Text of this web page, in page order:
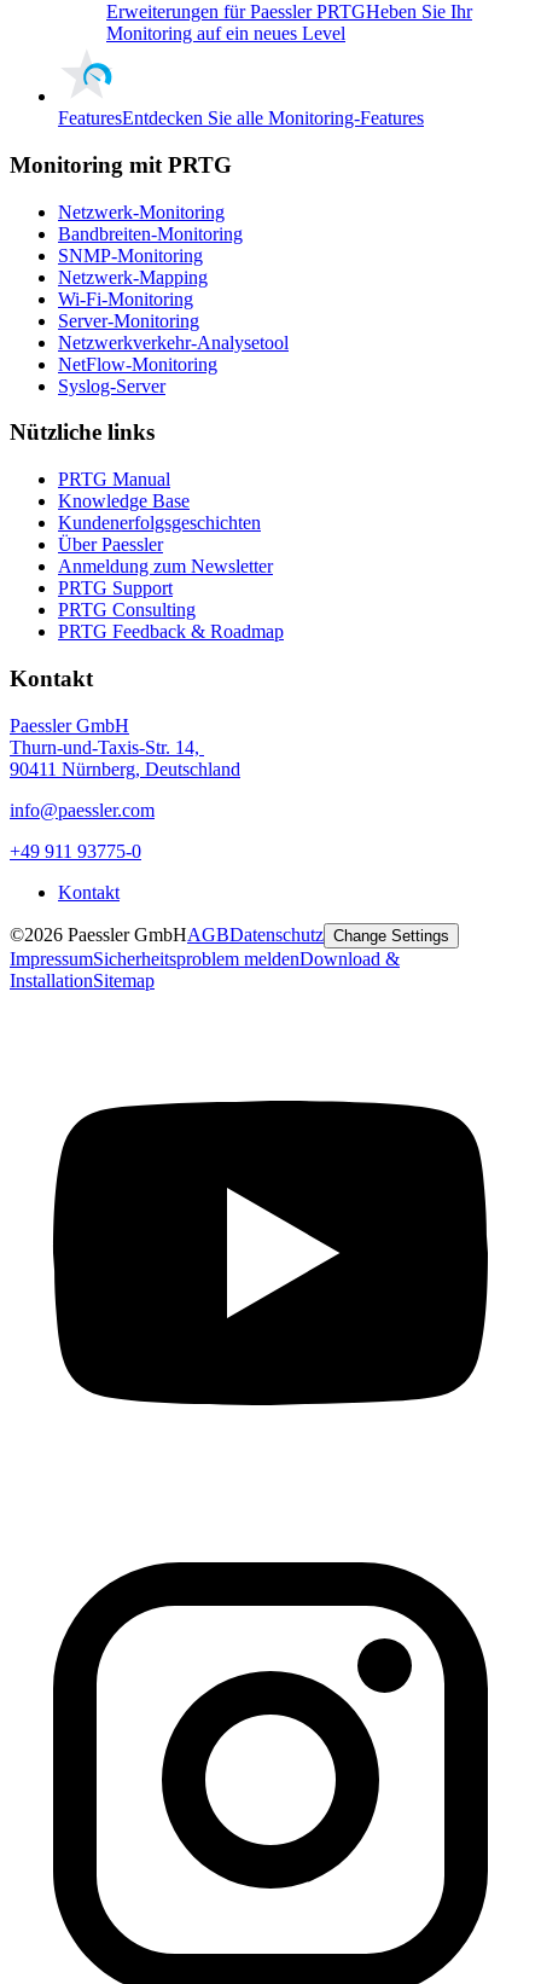
Erweiterungen für Paessler PRTGHeben Sie Ihr
Monitoring auf ein neues Level
FeaturesEntdecken Sie alle Monitoring-Features
Monitoring mit PRTG
Netzwerk-Monitoring
Bandbreiten-Monitoring
SNMP-Monitoring
Netzwerk-Mapping
Wi-Fi-Monitoring
Server-Monitoring
Netzwerkverkehr-Analysetool
NetFlow-Monitoring
Syslog-Server
Nützliche links
PRTG Manual
Knowledge Base
Kundenerfolgsgeschichten
Über Paessler
Anmeldung zum Newsletter
PRTG Support
PRTG Consulting
PRTG Feedback & Roadmap
Kontakt
Paessler GmbH
Thurn-und-Taxis-Str. 14,
90411 Nürnberg, Deutschland
info@paessler.com
+49 911 93775-0
Kontakt
©2026 Paessler GmbHAGBDatenschutz Change Settings
ImpressumSicherheitsproblem meldenDownload &
InstallationSitemap